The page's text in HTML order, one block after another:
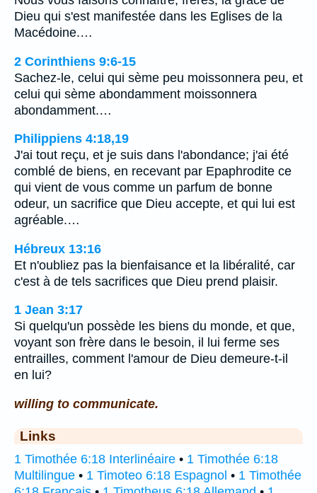
Dieu qui s'est manifestée dans les Eglises de la
Macédoine.…
2 Corinthiens 9:6-15
Sachez-le, celui qui sème peu moissonnera peu, et
celui qui sème abondamment moissonnera
abondamment.…
Philippiens 4:18,19
J'ai tout reçu, et je suis dans l'abondance; j'ai été
comblé de biens, en recevant par Epaphrodite ce
qui vient de vous comme un parfum de bonne
odeur, un sacrifice que Dieu accepte, et qui lui est
agréable.…
Hébreux 13:16
Et n'oubliez pas la bienfaisance et la libéralité, car
c'est à de tels sacrifices que Dieu prend plaisir.
1 Jean 3:17
Si quelqu'un possède les biens du monde, et que,
voyant son frère dans le besoin, il lui ferme ses
entrailles, comment l'amour de Dieu demeure-t-il
en lui?
willing to communicate.
Links
1 Timothée 6:18 Interlinéaire • 1 Timothée 6:18
Multilingue • 1 Timoteo 6:18 Espagnol • 1 Timothée